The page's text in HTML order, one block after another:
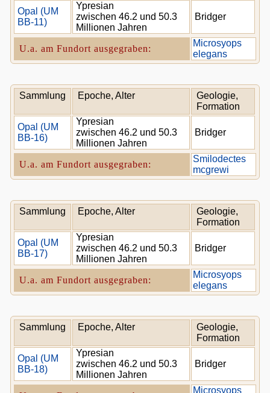
Opal (UM
BB-11)
Ypresian
zwischen 46.2 und 50.3
Millionen Jahren
Bridger
U.a. am Fundort ausgegraben:
Microsyops
elegans
Sammlung Epoche, Alter
Geologie,
Formation
Opal (UM
BB-16)
Ypresian
zwischen 46.2 und 50.3
Millionen Jahren
Bridger
U.a. am Fundort ausgegraben:
Smilodectes
mcgrewi
Sammlung Epoche, Alter
Geologie,
Formation
Opal (UM
BB-17)
Ypresian
zwischen 46.2 und 50.3
Millionen Jahren
Bridger
U.a. am Fundort ausgegraben:
Microsyops
elegans
Sammlung Epoche, Alter
Geologie,
Formation
Opal (UM
BB-18)
Ypresian
zwischen 46.2 und 50.3
Millionen Jahren
Bridger
Microsyops